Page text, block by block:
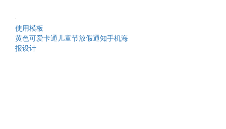
使用模板
黄色可爱卡通儿童节放假通知手机海
报设计